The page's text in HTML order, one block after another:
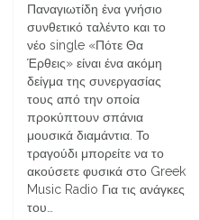
Παναγιωτίδη ένα γνήσιο
συνθετικό ταλέντο και το
νέο single «Πότε Θα
Έρθεις» είναι ένα ακόμη
δείγμα της συνεργασίας
τους από την οποία
προκύπτουν σπάνια
μουσικά διαμάντια. Το
τραγούδι μπορείτε να το
ακούσετε φυσικά στο Greek
Music Radio Για τις ανάγκες
του…